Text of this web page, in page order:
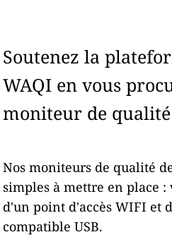
Soutenez la
WAQI en vous
moniteur de
Nos moniteurs de qualité
simples à mettre en place :
d'un point d'accès WIFI et
compatible USB.